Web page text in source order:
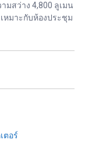
มสว่าง 4,800 ลูเมน
หมาะกับห้องประชุม
ตอร์